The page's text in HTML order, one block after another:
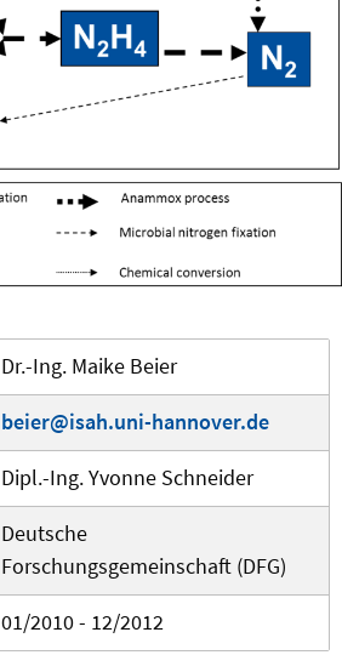
Dr.-Ing. Maike Beier
beier@isah.uni-hannover.de
Dipl.-Ing. Yvonne Schneider
Deutsche
Forschungsgemeinschaft (DFG)
01/2010 - 12/2012